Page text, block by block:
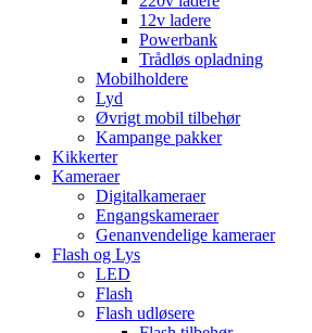
12v ladere
Powerbank
Trådløs opladning
Mobilholdere
Lyd
Øvrigt mobil tilbehør
Kampange pakker
Kikkerter
Kameraer
Digitalkameraer
Engangskameraer
Genanvendelige kameraer
Flash og Lys
LED
Flash
Flash udløsere